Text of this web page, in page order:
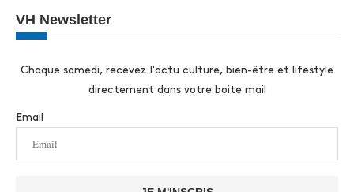
VH Newsletter
Chaque samedi, recevez l'actu culture, bien-être et lifestyle
directement dans votre boite mail
Email